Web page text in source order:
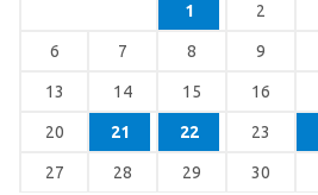
1 2
6 7 8 9
13 14 15 16
20 21 22 23
27 28 29 30